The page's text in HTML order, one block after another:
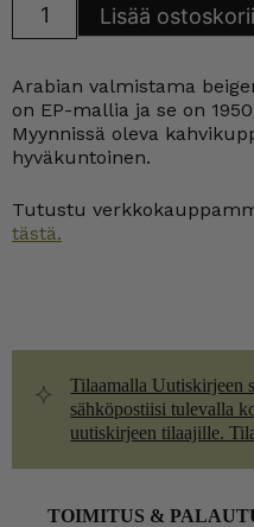
Kahvikuppi
määrä
Lisää
Arabian valmistama
on EP-mallia ja se on
Myynnissä oleva
hyväkuntoinen.
Tutustu
tästä.
Tilaamalla Uutiskirjeen
sähköpostiisi tulevalla
uutiskirjeen tilaajille.
TOIMITUS &